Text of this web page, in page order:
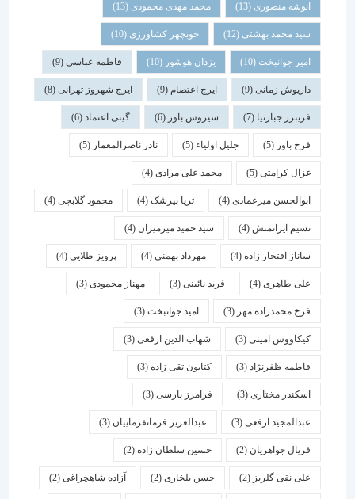
انوشه منصوری(13) محمد مهدی محمودی(13)
سید محمد بهشتی(12) خوبچهر کشاورزی(10)
امیر جوانبخت(10) یزدان هوشور(10) فاطمه عباسی(9)
داریوش زمانی(9) ایرج اعتصام(9) ایرج شهروز تهرانی(8)
فریبرز جبارنیا(7) سیروس باور(6) گیتی اعتماد(6)
فرخ باور(5) جلیل اولیاء(5) نادر ناصرالمعمار (5)
غزال کرامتی(5) محمد علی مرادی(4)
ابوالحسن میرعمادی(4) ثریا بیرشک(4) محمود گلابچی(4)
نسیم ایرانمنش(4) سید حمید میرمیران(4)
ساناز افتخار زاده(4) مهرداد بهمنی (4) پرویز طلایی(4)
علی طاهری(4) فرید نائینی(3) مهناز محمودی(3)
فرخ محمدزاده مهر(3) امید جوانبخت(3)
کیکاووس امینی(3) شهاب الدین ارفعی(3)
فاطمه ظفرنژاد(3) کتایون تقی زاده(3)
اسكندر مختاری (3) فرامرز پارسی(3)
عبدالمجید ارفعی(3) عبدالعزیز فرمانفرماییان(3)
فریال جواهریان(2) حسین سلطان زاده(2)
علی نقی گلریز(2) حسن بلخاری(2) آزاده شاهچراغی(2)